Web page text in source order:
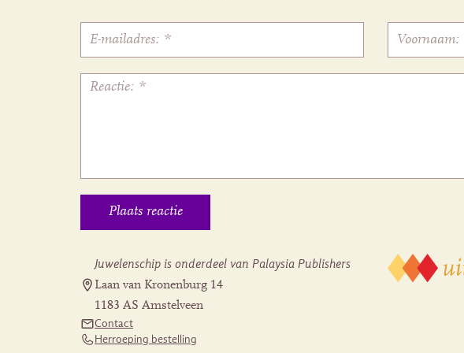
Juwelenschip is onderdeel van Palaysia Publishers
Laan van Kronenburg 14
1183 AS Amstelveen
Contact
Herroeping bestelling